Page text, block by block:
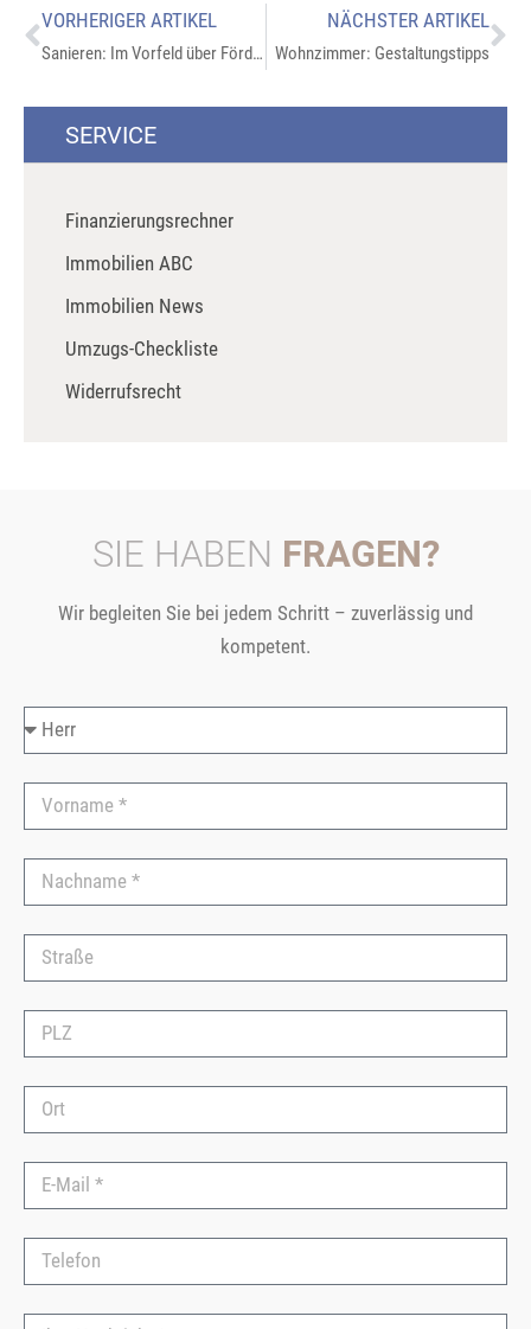
VORHERIGER ARTIKEL
Sanieren: Im Vorfeld über Fördermöglichkeiten informieren
NÄCHSTER ARTIKEL
Wohnzimmer: Gestaltungstipps
SERVICE
Finanzierungsrechner
Immobilien ABC
Immobilien News
Umzugs-Checkliste
Widerrufsrecht
SIE HABEN FRAGEN?
Wir begleiten Sie bei jedem Schritt – zuverlässig und
kompetent.